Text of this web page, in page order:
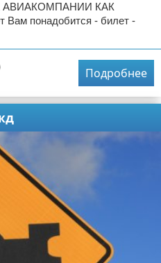
КАК
понадобится - билет -
Подробнее